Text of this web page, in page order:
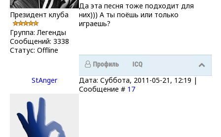
Президент клуба
Группа: Легенды
Сообщений: 3338
Статус: Offline
Да эта песня тоже подходит для
них))) А ты поёшь или только
играешь?
StAnger
Дата: Суббота, 2011-05-21, 12:19 |
Сообщение # 17